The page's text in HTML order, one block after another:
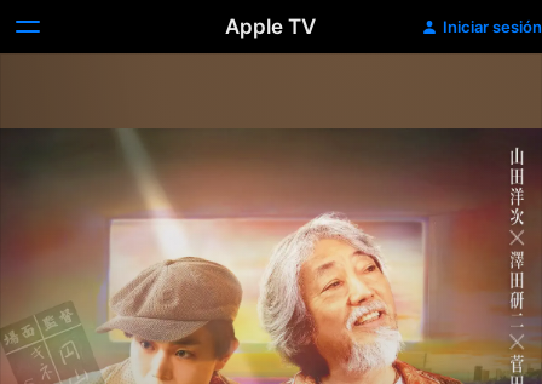
Apple TV Iniciar sesión